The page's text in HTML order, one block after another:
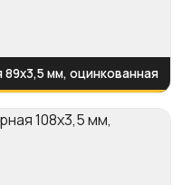
89x3,5 мм, оцинкованная